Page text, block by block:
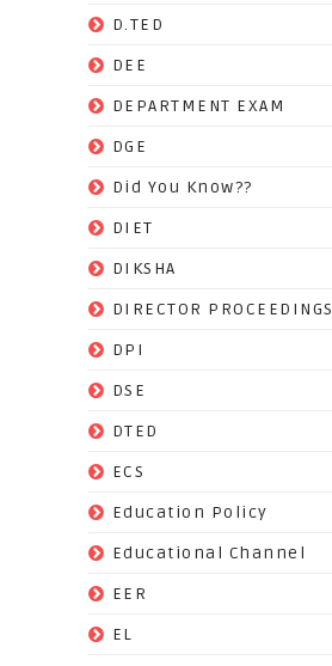
D.TED
DEE
DEPARTMENT EXAM
DGE
Did You Know??
DIET
DIKSHA
DIRECTOR PROCEEDINGS
DPI
DSE
DTED
ECS
Education Policy
Educational Channel
EER
EL